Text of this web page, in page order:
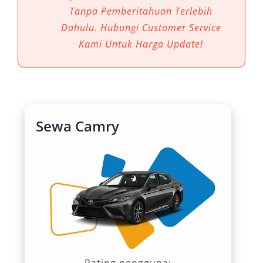
mobil Camry menghadirkan solusi transportasi
modern yang dapat disesuaikan dengan
berbagai kebutuhan perjalanan.
1. Kenyamanan Berkendara yang
Toyota Camry dikenal sebagai mobil mewah
untuk perjalanan bisnis maupun wisata.
Interior lapang, kursi ergonomis, hingga sistem
hiburan modern memberikan pengalaman
berkendara yang nyaman di setiap rute. Baik
untuk perjalanan singkat maupun jarak jauh,
kenyamanan menjadi nilai utama yang
membuat sewa mobil Camry semakin diminati.
Tanpa Pemberitahuan Terlebih
Dahulu. Hubungi Customer Service
Kami Untuk Harga Update!
Sewa Camry